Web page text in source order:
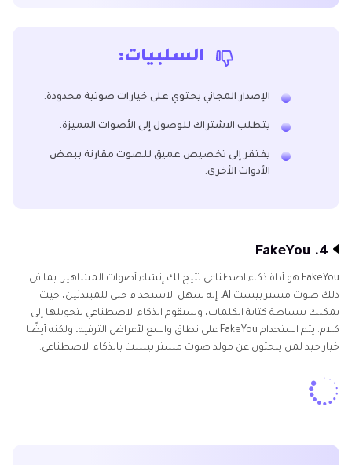
السلبيات:
الإصدار المجاني يحتوي على خيارات صوتية محدودة.
يتطلب الاشتراك للوصول إلى الأصوات المميزة.
يفتقر إلى تخصيص عميق للصوت مقارنة ببعض
الأدوات الأخرى.
4. FakeYou
FakeYou هو أداة ذكاء اصطناعي تتيح لك إنشاء أصوات المشاهير، بما في
ذلك صوت مستر بيست AI. إنه سهل الاستخدام حتى للمبتدئين، حيث
يمكنك ببساطة كتابة الكلمات، وسيقوم الذكاء الاصطناعي بتحويلها إلى
كلام. يتم استخدام FakeYou على نطاق واسع لأغراض الترفيه، ولكنه أيضًا
خيار جيد لمن يبحثون عن مولد صوت مستر بيست بالذكاء الاصطناعي.